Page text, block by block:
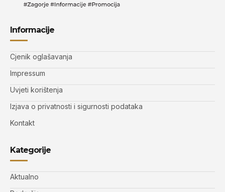
Informacije
Cjenik oglašavanja
Impressum
Uvjeti korištenja
Izjava o privatnosti i sigurnosti podataka
Kontakt
Kategorije
Aktualno